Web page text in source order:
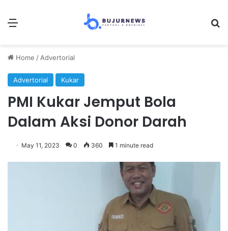
Menu
Home / Advertorial
Advertorial Kukar
PMI Kukar Jemput Bola
Dalam Aksi Donor Darah
May 11, 2023 0 360 1 minute read